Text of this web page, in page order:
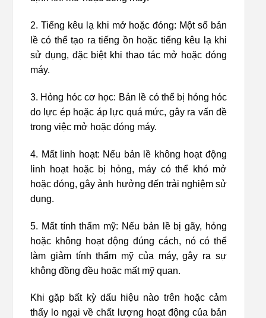
2. Tiếng kêu lạ khi mở hoặc đóng: Một số bản
lề có thể tạo ra tiếng ồn hoặc tiếng kêu lạ khi
sử dụng, đặc biệt khi thao tác mở hoặc đóng
máy.
3. Hỏng hóc cơ học: Bản lề có thể bị hỏng hóc
do lực ép hoặc áp lực quá mức, gây ra vấn đề
trong việc mở hoặc đóng máy.
4. Mất linh hoạt: Nếu bản lề không hoạt động
linh hoạt hoặc bị hỏng, máy có thể khó mở
hoặc đóng, gây ảnh hưởng đến trải nghiệm sử
dụng.
5. Mất tính thẩm mỹ: Nếu bản lề bị gãy, hỏng
hoặc không hoạt động đúng cách, nó có thể
làm giảm tính thẩm mỹ của máy, gây ra sự
không đồng đều hoặc mất mỹ quan.
Khi gặp bất kỳ dấu hiệu nào trên hoặc cảm
thấy lo ngại về chất lượng hoạt động của bản